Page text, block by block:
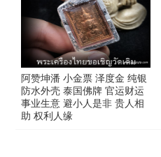
阿赞坤潘 小金票 泽度金 纯银
防水外壳 泰国佛牌 官运财运
事业生意 避小人是非 贵人相
助 权利人缘